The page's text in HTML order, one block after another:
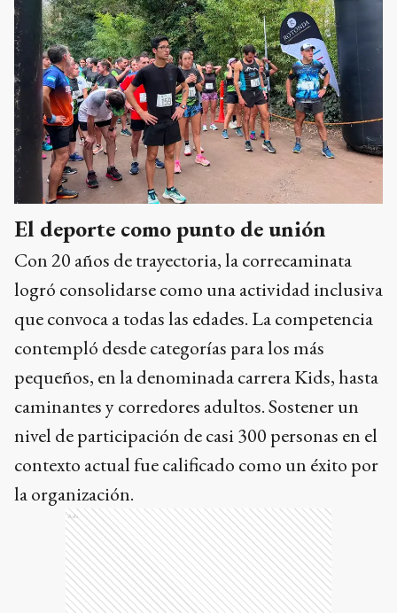
El deporte como punto de unión
Con 20 años de trayectoria, la correcaminata
logró consolidarse como una actividad inclusiva
que convoca a todas las edades. La competencia
contempló desde categorías para los más
pequeños, en la denominada carrera Kids, hasta
caminantes y corredores adultos. Sostener un
nivel de participación de casi 300 personas en el
contexto actual fue calificado como un éxito por
la organización.
Ads